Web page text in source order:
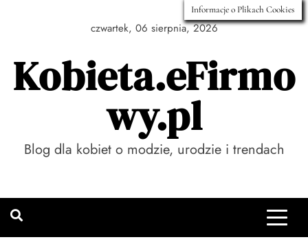
czwartek, 06 sierpnia, 2026
Kobieta.eFirmo
wy.pl
Blog dla kobiet o modzie, urodzie i trendach
Informacje o Plikach Cookies